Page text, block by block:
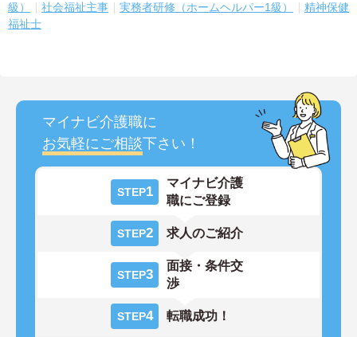
級）
社会福祉主事 実務者研修（ホームヘルパー1級）
精神保健
福祉士
マイナビ介護職に
お気軽にご相談下さい！
STEP1
マイナビ介護
職にご登録
STEP2 求人のご紹介
STEP3
面接・条件交
渉
STEP4 転職成功！